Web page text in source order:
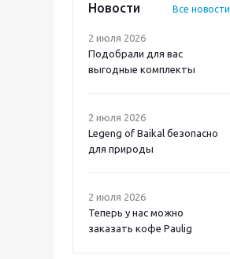
Новости Все новости
2 июля 2026
Подобрали для вас
выгодные комплекты
2 июля 2026
Legeng of Baikal безопасно
для природы
2 июля 2026
Теперь у нас можно
заказать кофе Paulig